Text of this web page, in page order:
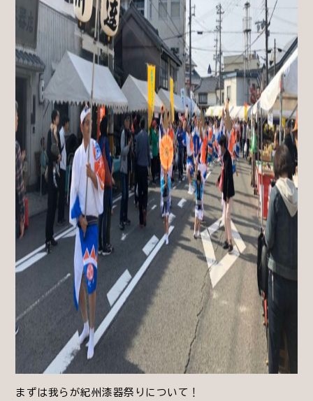
まずは我らが紀州漆器祭りについて！